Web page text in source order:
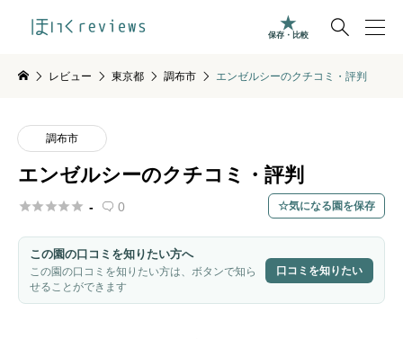

保存・比較
レビュー 東京都 調布市 エンゼルシーのクチコミ・評判
調布市
エンゼルシーのクチコミ・評判
 -  0 気になる園を保存
この園の口コミを知りたい方へ
この園の口コミを知りたい方は、ボタンで知ら
せることができます
口コミを知りたい